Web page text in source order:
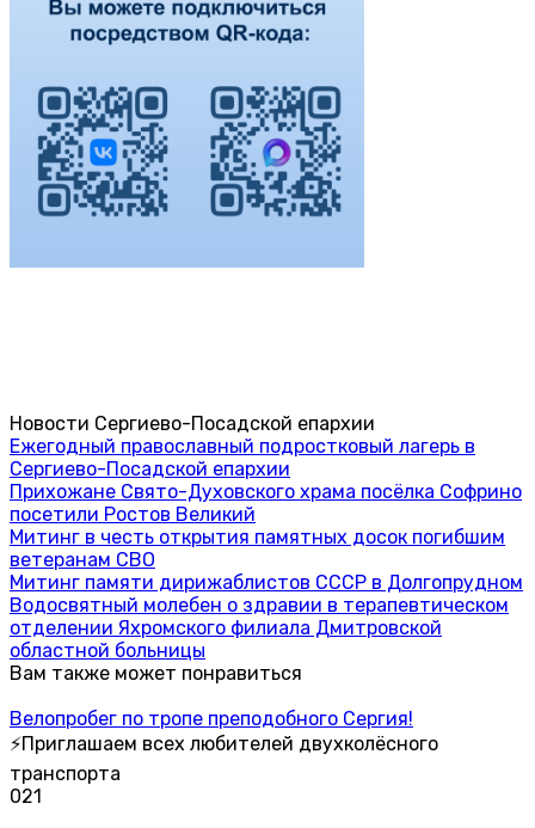
Новости Сергиево-Посадской епархии
Ежегодный православный подростковый лагерь в
Сергиево-Посадской епархии
Прихожане Свято-Духовского храма посёлка Софрино
посетили Ростов Великий
Митинг в честь открытия памятных досок погибшим
ветеранам СВО
Митинг памяти дирижаблистов СССР в Долгопрудном
Водосвятный молебен о здравии в терапевтическом
отделении Яхромского филиала Дмитровской
областной больницы
Вам также может понравиться
Велопробег по тропе преподобного Сергия!
⚡Приглашаем всех любителей двухколёсного
транспорта
021